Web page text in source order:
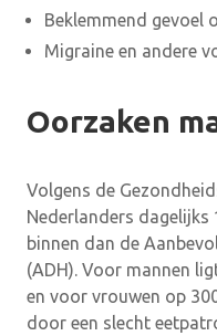
Beklemmend gevoel
Migraine en andere
Oorzaken
Volgens de
Nederlanders dagelijks
binnen dan de
(ADH). Voor mannen
en voor vrouwen op
door een slecht